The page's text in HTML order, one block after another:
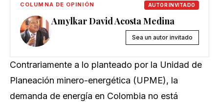
COLUMNA DE OPINIÓN AUTOR INVITADO
Amylkar David Acosta Medina
Sea un autor invitado
Contrariamente a lo planteado por la Unidad de
Planeación minero-energética (UPME), la
demanda de energía en Colombia no está